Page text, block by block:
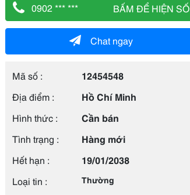
0902 *** *** BẤM ĐỂ HIỆN SỐ
Chat ngay
Mã số :
12454548
Địa điểm :
Hồ Chí Minh
Hình thức :
Cần bán
Tình trạng :
Hàng mới
Hết hạn :
19/01/2038
Loại tin :
Thường